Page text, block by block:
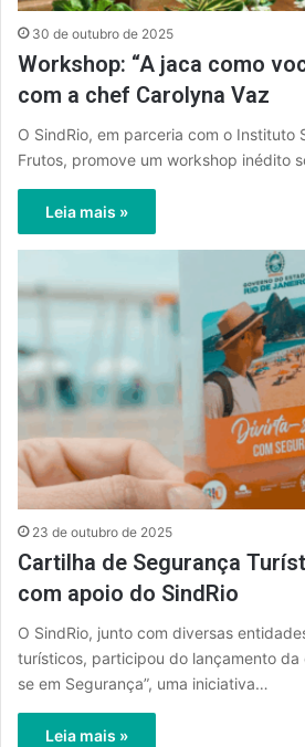
30 de outubro de 2025
Workshop: “A jaca como
com a chef Carolyna Vaz
O SindRio, em parceria com o Instituto
Frutos, promove um workshop inédito
Leia mais »
23 de outubro de 2025
Cartilha de Segurança
com apoio do SindRio
O SindRio, junto com diversas
turísticos, participou do lançamento da
se em Segurança”, uma iniciativa…
Leia mais »